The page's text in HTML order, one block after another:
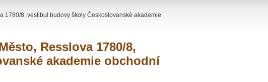
1780/8, vestibul budovy školy Českoslovanské akademie
Resslova 1780/8,
akademie obchodní